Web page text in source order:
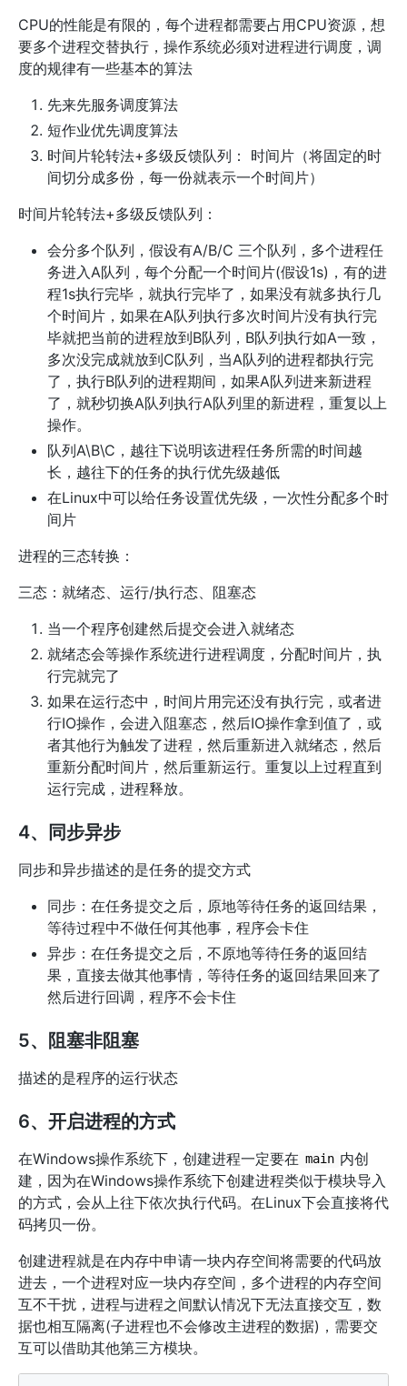
CPU的性能是有限的，每个进程都需要占用CPU资源，想
要多个进程交替执行，操作系统必须对进程进行调度，调
度的规律有一些基本的算法
先来先服务调度算法
短作业优先调度算法
时间片轮转法+多级反馈队列： 时间片（将固定的时
间切分成多份，每一份就表示一个时间片）
时间片轮转法+多级反馈队列：
会分多个队列，假设有A/B/C 三个队列，多个进程任
务进入A队列，每个分配一个时间片(假设1s)，有的进
程1s执行完毕，就执行完毕了，如果没有就多执行几
个时间片，如果在A队列执行多次时间片没有执行完
毕就把当前的进程放到B队列，B队列执行如A一致，
多次没完成就放到C队列，当A队列的进程都执行完
了，执行B队列的进程期间，如果A队列进来新进程
了，就秒切换A队列执行A队列里的新进程，重复以上
操作。
队列A\B\C，越往下说明该进程任务所需的时间越
长，越往下的任务的执行优先级越低
在Linux中可以给任务设置优先级，一次性分配多个时
间片
进程的三态转换：
三态：就绪态、运行/执行态、阻塞态
当一个程序创建然后提交会进入就绪态
就绪态会等操作系统进行进程调度，分配时间片，执
行完就完了
如果在运行态中，时间片用完还没有执行完，或者进
行IO操作，会进入阻塞态，然后IO操作拿到值了，或
者其他行为触发了进程，然后重新进入就绪态，然后
重新分配时间片，然后重新运行。重复以上过程直到
运行完成，进程释放。
4、同步异步
同步和异步描述的是任务的提交方式
同步：在任务提交之后，原地等待任务的返回结果，
等待过程中不做任何其他事，程序会卡住
异步：在任务提交之后，不原地等待任务的返回结
果，直接去做其他事情，等待任务的返回结果回来了
然后进行回调，程序不会卡住
5、阻塞非阻塞
描述的是程序的运行状态
6、开启进程的方式
在Windows操作系统下，创建进程一定要在 main 内创
建，因为在Windows操作系统下创建进程类似于模块导入
的方式，会从上往下依次执行代码。在Linux下会直接将代
码拷贝一份。
创建进程就是在内存中申请一块内存空间将需要的代码放
进去，一个进程对应一块内存空间，多个进程的内存空间
互不干扰，进程与进程之间默认情况下无法直接交互，数
据也相互隔离(子进程也不会修改主进程的数据)，需要交
互可以借助其他第三方模块。